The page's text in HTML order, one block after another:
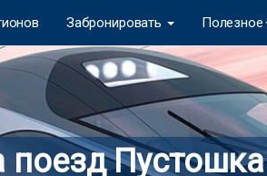
Забронировать Полезное